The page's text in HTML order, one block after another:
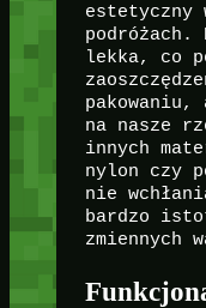
estetyczny
podróżach.
lekka, co
na nasze
innych
nylon czy
nie
bardzo
zmiennych